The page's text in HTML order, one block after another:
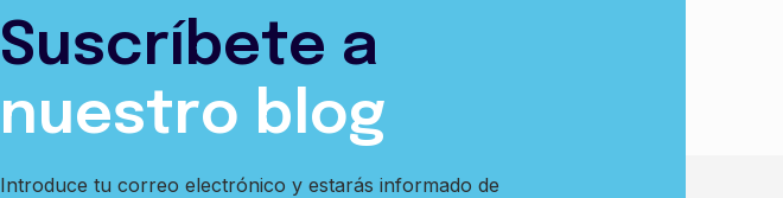
Suscríbete a
nuestro blog
Introduce tu correo electrónico y estarás informado de